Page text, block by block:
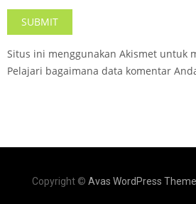
Situs ini menggunakan Akismet untuk
Pelajari bagaimana data komentar
Copyright © Avas WordPress Theme